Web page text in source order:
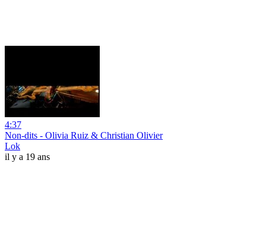
4:37
Non-dits - Olivia Ruiz & Christian Olivier
Lok
il y a 19 ans